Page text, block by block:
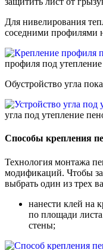
Для нивелирования
соседними профилями
профиля под
Обустройство угла
угла под утепление
Способы крепления
Технология монтажа
модификаций. Чтобы
выбрать один из трех
нанести клей на
по площади
стены;